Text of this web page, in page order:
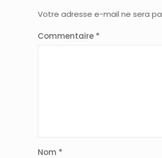
Votre adresse e-mail ne sera
Commentaire *
Nom *